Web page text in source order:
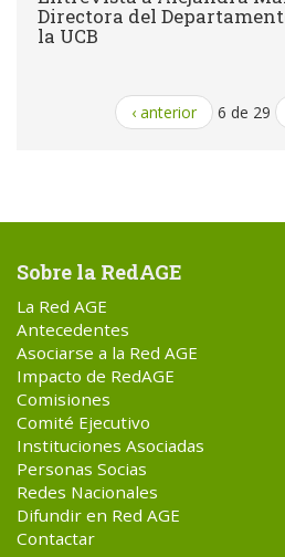
Directora del
la UCB
‹ anterior 6 de 29
Sobre la RedAGE
La Red AGE
Antecedentes
Asociarse a la Red AGE
Impacto de RedAGE
Comisiones
Comité Ejecutivo
Instituciones Asociadas
Personas Socias
Redes Nacionales
Difundir en Red AGE
Contactar